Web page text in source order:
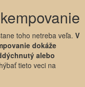
toho netreba veľa. V
dokáže
alebo
tieto veci na